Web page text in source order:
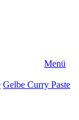
Menü
Gelbe Curry Paste